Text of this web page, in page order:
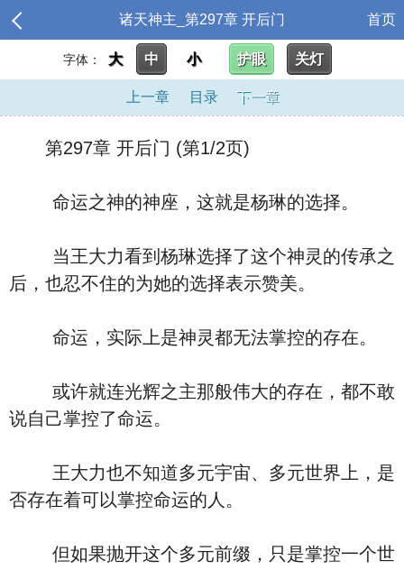
诸天神主_第297章 开后门 首页
字体： 大 中 小 护眼 关灯
上一章 目录 下一章
第297章 开后门 (第1/2页)
命运之神的神座，这就是杨琳的选择。
当王大力看到杨琳选择了这个神灵的传承之
后，也忍不住的为她的选择表示赞美。
命运，实际上是神灵都无法掌控的存在。
或许就连光辉之主那般伟大的存在，都不敢
说自己掌控了命运。
王大力也不知道多元宇宙、多元世界上，是
否存在着可以掌控命运的人。
但如果抛开这个多元前缀，只是掌控一个世